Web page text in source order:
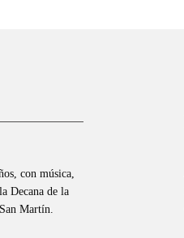
con música,
Decana de la
Martín.